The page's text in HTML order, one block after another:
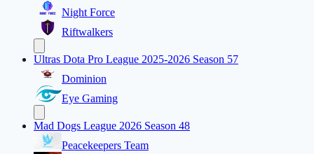
Night Force
Riftwalkers
Ultras Dota Pro League 2025-2026 Season 57
Dominion
Eye Gaming
Mad Dogs League 2026 Season 48
Peacekeepers Team